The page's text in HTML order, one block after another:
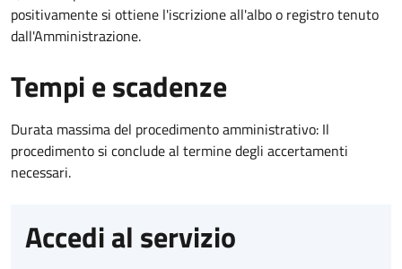
positivamente si ottiene l'iscrizione all'albo o registro tenuto
dall'Amministrazione.
Tempi e scadenze
Durata massima del procedimento amministrativo: Il
procedimento si conclude al termine degli accertamenti
necessari.
Accedi al servizio